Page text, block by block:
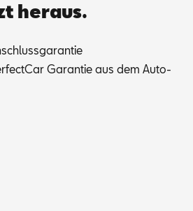
heraus.
Ga­ran­tie aus dem Au­to­